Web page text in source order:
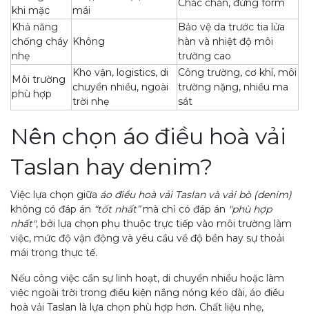
khi mặc
mái
Chắc chắn, đứng form
Khả năng
chống cháy
nhẹ
Không
Bảo vệ da trước tia lửa
hàn và nhiệt độ môi
trường cao
Môi trường
phù hợp
Kho vận, logistics, di
chuyển nhiều, ngoài
trời nhẹ
Công trường, cơ khí, môi
trường nặng, nhiều ma
sát
Nên chọn áo điều hoà vải
Taslan hay denim?
Việc lựa chọn giữa áo điều hoà vải Taslan và vải bò (denim)
không có đáp án “tốt nhất”mà chỉ có đáp án "phù hợp
nhất", bởi lựa chọn phụ thuộc trực tiếp vào môi trường làm
việc, mức độ vận động và yêu cầu về độ bền hay sự thoải
mái trong thực tế.
Nếu công việc cần sự linh hoạt, di chuyển nhiều hoặc làm
việc ngoài trời trong điều kiện nắng nóng kéo dài, áo điều
hoà vải Taslan là lựa chọn phù hợp hơn. Chất liệu nhẹ,